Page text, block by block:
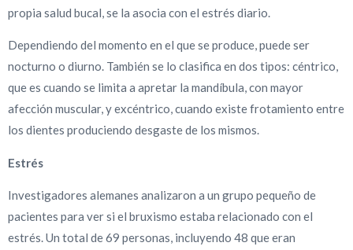
propia salud bucal, se la asocia con el estrés diario.
Dependiendo del momento en el que se produce, puede ser
nocturno o diurno. También se lo clasifica en dos tipos: céntrico,
que es cuando se limita a apretar la mandíbula, con mayor
afección muscular, y excéntrico, cuando existe frotamiento entre
los dientes produciendo desgaste de los mismos.
Estrés
Investigadores alemanes analizaron a un grupo pequeño de
pacientes para ver si el bruxismo estaba relacionado con el
estrés. Un total de 69 personas, incluyendo 48 que eran